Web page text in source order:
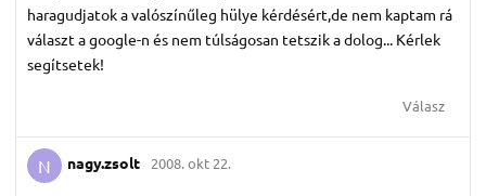
haragudjatok a valószínűleg hülye kérdésért,de nem kaptam rá
választ a google-n és nem túlságosan tetszik a dolog... Kérlek
segítsetek!
Válasz
N nagy.​zsolt 2008. okt 22.